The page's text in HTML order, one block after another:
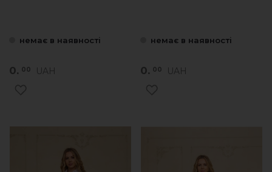
немає в наявності
0. 00 UAH
немає в наявності
0. 00 UAH